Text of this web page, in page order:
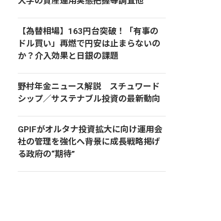
【為替相場】163円台突破！「有事の
ドル買い」再燃で円安は止まらないの
か？介入効果と日銀の課題
野村年金ニュース解説 スチュワード
シップ／サステナブル投資の最新動向
GPIFがオルタナ投資拡大に向け運用会
社の管理を強化へ――背景に成長戦略掲げ
る政府の“期待”